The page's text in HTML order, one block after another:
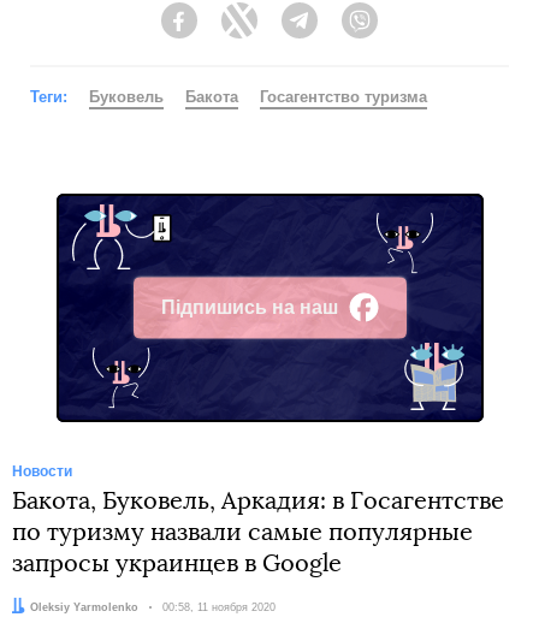
FacebookTwitter Telegram
Теги: Буковель Бакота Госагентство туризма
Підпишись на наш
Facebook
Новости
Бакота, Буковель, Аркадия: в Госагентстве
по туризму назвали самые популярные
запросы украинцев в Google
Автор:
Oleksiy Yarmolenko Дата:
00:58, 11 ноября 2020